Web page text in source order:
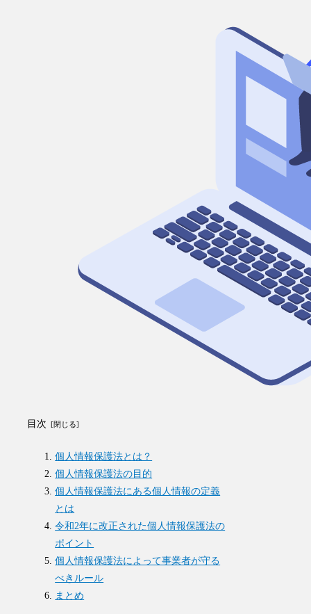
目次
個人情報保護法とは？
個人情報保護法の目的
個人情報保護法にある個人情報の定義
とは
令和2年に改正された個人情報保護法の
ポイント
個人情報保護法によって事業者が守る
べきルール
まとめ